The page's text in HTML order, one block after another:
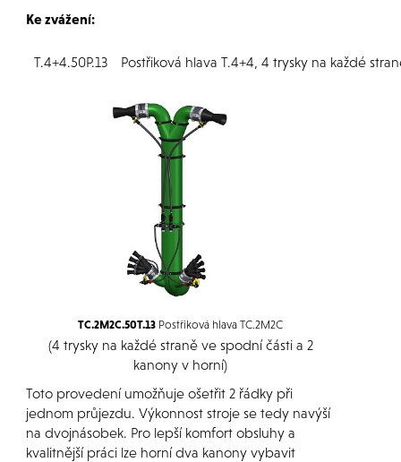
Ke zvážení:
T.4+4.50P.13 Postřiková hlava T.4+4, 4 trysky na každé
TC.2M2C.50T.13 Postřiková hlava TC.2M2C
(4 trysky na každé straně ve spodní části a 2
kanony v horní)
Toto provedení umožňuje ošetřit 2 řádky při
jednom průjezdu. Výkonnost stroje se tedy navýší
na dvojnásobek. Pro lepší komfort obsluhy a
kvalitnější práci lze horní dva kanony vybavit